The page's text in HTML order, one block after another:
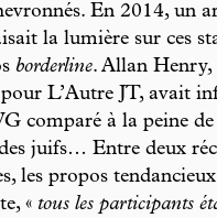
En 2014, un
la lumière sur ces
borderline. Allan Henry,
L’Autre JT, avait
comparé à la peine
juifs… Entre deux
les propos
« tous les participants